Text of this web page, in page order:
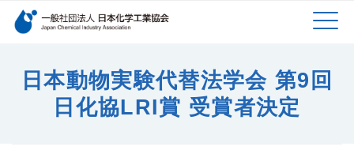
検索キーワード
日本動物実験代替法学会 第9回
日化協LRI賞 受賞者決定